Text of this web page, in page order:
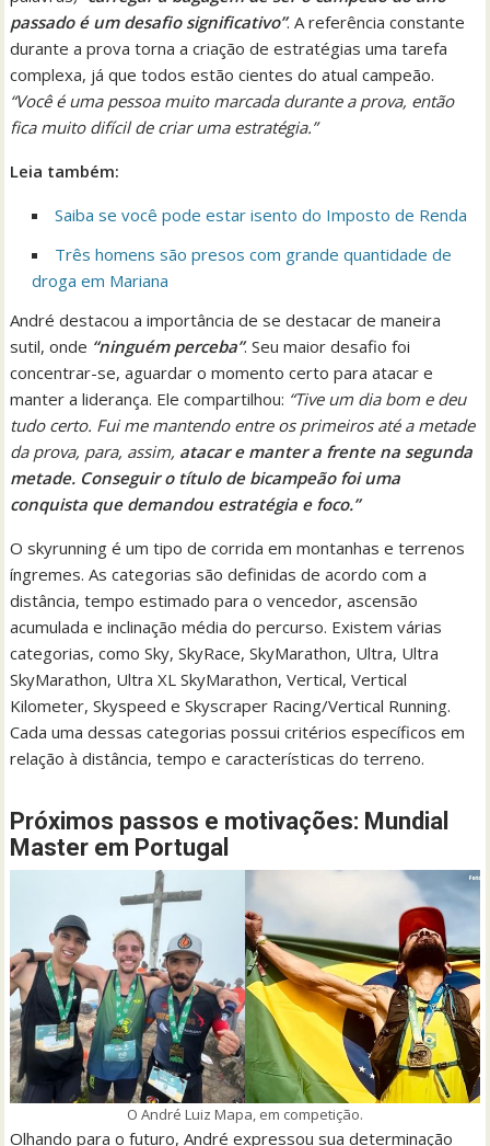
passado é um desafio significativo”. A referência constante
durante a prova torna a criação de estratégias uma tarefa
complexa, já que todos estão cientes do atual campeão.
“Você é uma pessoa muito marcada durante a prova, então
fica muito difícil de criar uma estratégia.”
Leia também:
Saiba se você pode estar isento do Imposto de Renda
Três homens são presos com grande quantidade de
droga em Mariana
André destacou a importância de se destacar de maneira
sutil, onde “ninguém perceba”. Seu maior desafio foi
concentrar-se, aguardar o momento certo para atacar e
manter a liderança. Ele compartilhou: “Tive um dia bom e deu
tudo certo. Fui me mantendo entre os primeiros até a metade
da prova, para, assim, atacar e manter a frente na segunda
metade. Conseguir o título de bicampeão foi uma
conquista que demandou estratégia e foco.”
O skyrunning é um tipo de corrida em montanhas e terrenos
íngremes. As categorias são definidas de acordo com a
distância, tempo estimado para o vencedor, ascensão
acumulada e inclinação média do percurso. Existem várias
categorias, como Sky, SkyRace, SkyMarathon, Ultra, Ultra
SkyMarathon, Ultra XL SkyMarathon, Vertical, Vertical
Kilometer, Skyspeed e Skyscraper Racing/Vertical Running.
Cada uma dessas categorias possui critérios específicos em
relação à distância, tempo e características do terreno.
Próximos passos e motivações: Mundial
Master em Portugal
O André Luiz Mapa, em competição.
Olhando para o futuro, André expressou sua determinação